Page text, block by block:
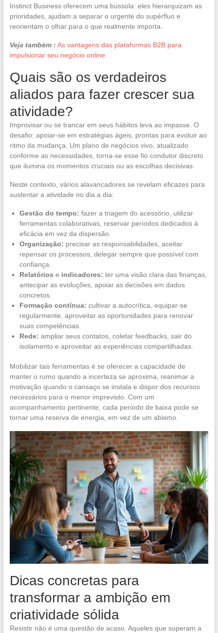
Instinct Business oferecem uma bússola: eles hierarquizam as
prioridades, ajudam a separar o urgente do supérfluo e
reorientam o olhar para o que realmente importa.
Veja também : As vantagens das plataformas B2B para
impulsionar seu negócio online
Quais são os verdadeiros
aliados para fazer crescer sua
atividade?
Improvisar ou se trancar em seus hábitos leva ao impasse. O
desafio: apoiar-se em estratégias ágeis, prontas para evoluir ao
ritmo da mudança. Um plano de negócios vivo, atualizado
conforme as necessidades, torna-se esse fio condutor discreto
que ilumina os momentos cruciais ou as escolhas decisivas.
Neste contexto, vários alavancadores se revelam eficazes para
sustentar a atividade no dia a dia:
Gestão do tempo: fazer a triagem do acessório, utilizar
ferramentas colaborativas, reservar períodos dedicados à
eficácia em vez da dispersão.
Organização: precisar as responsabilidades, aceitar
repensar os processos, delegar sempre que possível com
confiança.
Relatórios e indicadores: ter uma visão clara das finanças,
antecipar as evoluções, apoiar as decisões em dados
concretos.
Formação contínua: cultivar a autocrítica, equipar-se
regularmente, aproveitar as oportunidades para renovar
suas competências.
Rede: ampliar seus contatos, coletar feedbacks, sair do
isolamento e aproveitar as experiências compartilhadas.
Mobilizar tais ferramentas é se oferecer a capacidade de
manter o rumo quando a incerteza se aproxima, reanimar a
motivação quando o cansaço se instala e dispor dos recursos
necessários para o menor imprevisto. Com um
acompanhamento pertinente, cada período de baixa pode se
tornar uma reserva de energia, em vez de um abismo.
Dicas concretas para
transformar a ambição em
criatividade sólida
Resistir não é uma questão de acaso. Aqueles que superam a